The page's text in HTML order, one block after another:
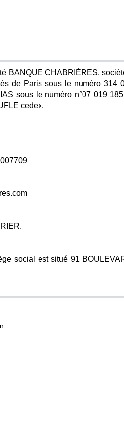
BANQUE CHABRIÈRES,
de Paris sous le numéro
sous le numéro n°07 019
cedex.
social est situé 91